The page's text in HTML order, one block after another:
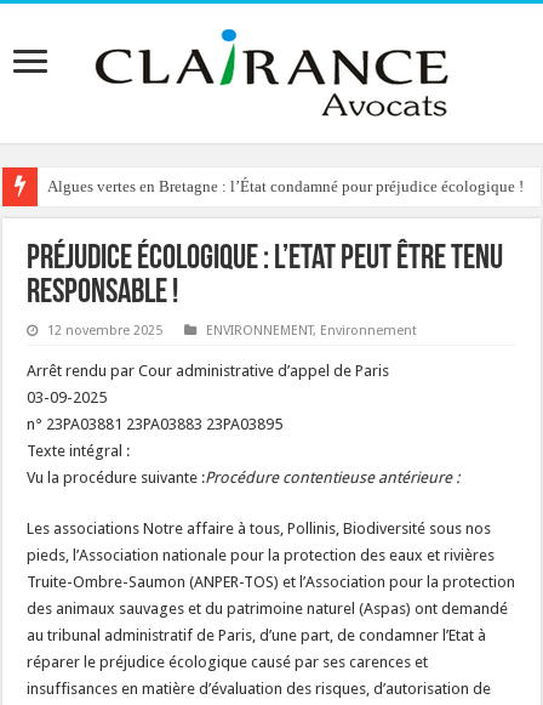
Algues vertes en Bretagne : l’État condamné pour préjudice écologique !
Reconstruction de chalets d’alpage : le préfet condamné à délivrer
Préjudice écologique : l’Etat peut être tenu
responsable !
12 novembre 2025 ENVIRONNEMENT, Environnement
Arrêt rendu par Cour administrative d’appel de Paris
03-09-2025
n° 23PA03881 23PA03883 23PA03895
Texte intégral :
Vu la procédure suivante :Procédure contentieuse antérieure :
Les associations Notre affaire à tous, Pollinis, Biodiversité sous nos
pieds, l’Association nationale pour la protection des eaux et rivières
Truite-Ombre-Saumon (ANPER-TOS) et l’Association pour la protection
des animaux sauvages et du patrimoine naturel (Aspas) ont demandé
au tribunal administratif de Paris, d’une part, de condamner l’Etat à
réparer le préjudice écologique causé par ses carences et
insuffisances en matière d’évaluation des risques, d’autorisation de